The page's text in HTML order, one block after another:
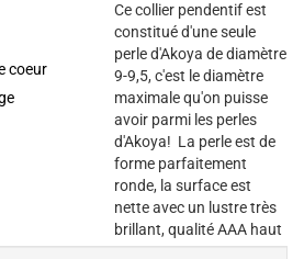
coeur
Ce collier pendentif est
constitué d'une seule
perle d'Akoya de diamètre
9-9,5, c'est le diamètre
maximale qu'on puisse
avoir parmi les perles
d'Akoya! La perle est de
forme parfaitement
ronde, la surface est
nette avec un lustre très
brillant, qualité AAA haut